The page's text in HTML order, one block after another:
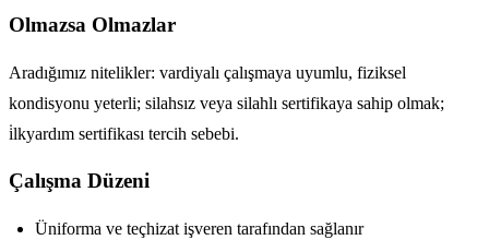
Olmazsa Olmazlar
Aradığımız nitelikler: vardiyalı çalışmaya uyumlu, fiziksel
kondisyonu yeterli; silahsız veya silahlı sertifikaya sahip olmak;
i̇lkyardım sertifikası tercih sebebi.
Çalışma Düzeni
Üniforma ve teçhizat işveren tarafından sağlanır